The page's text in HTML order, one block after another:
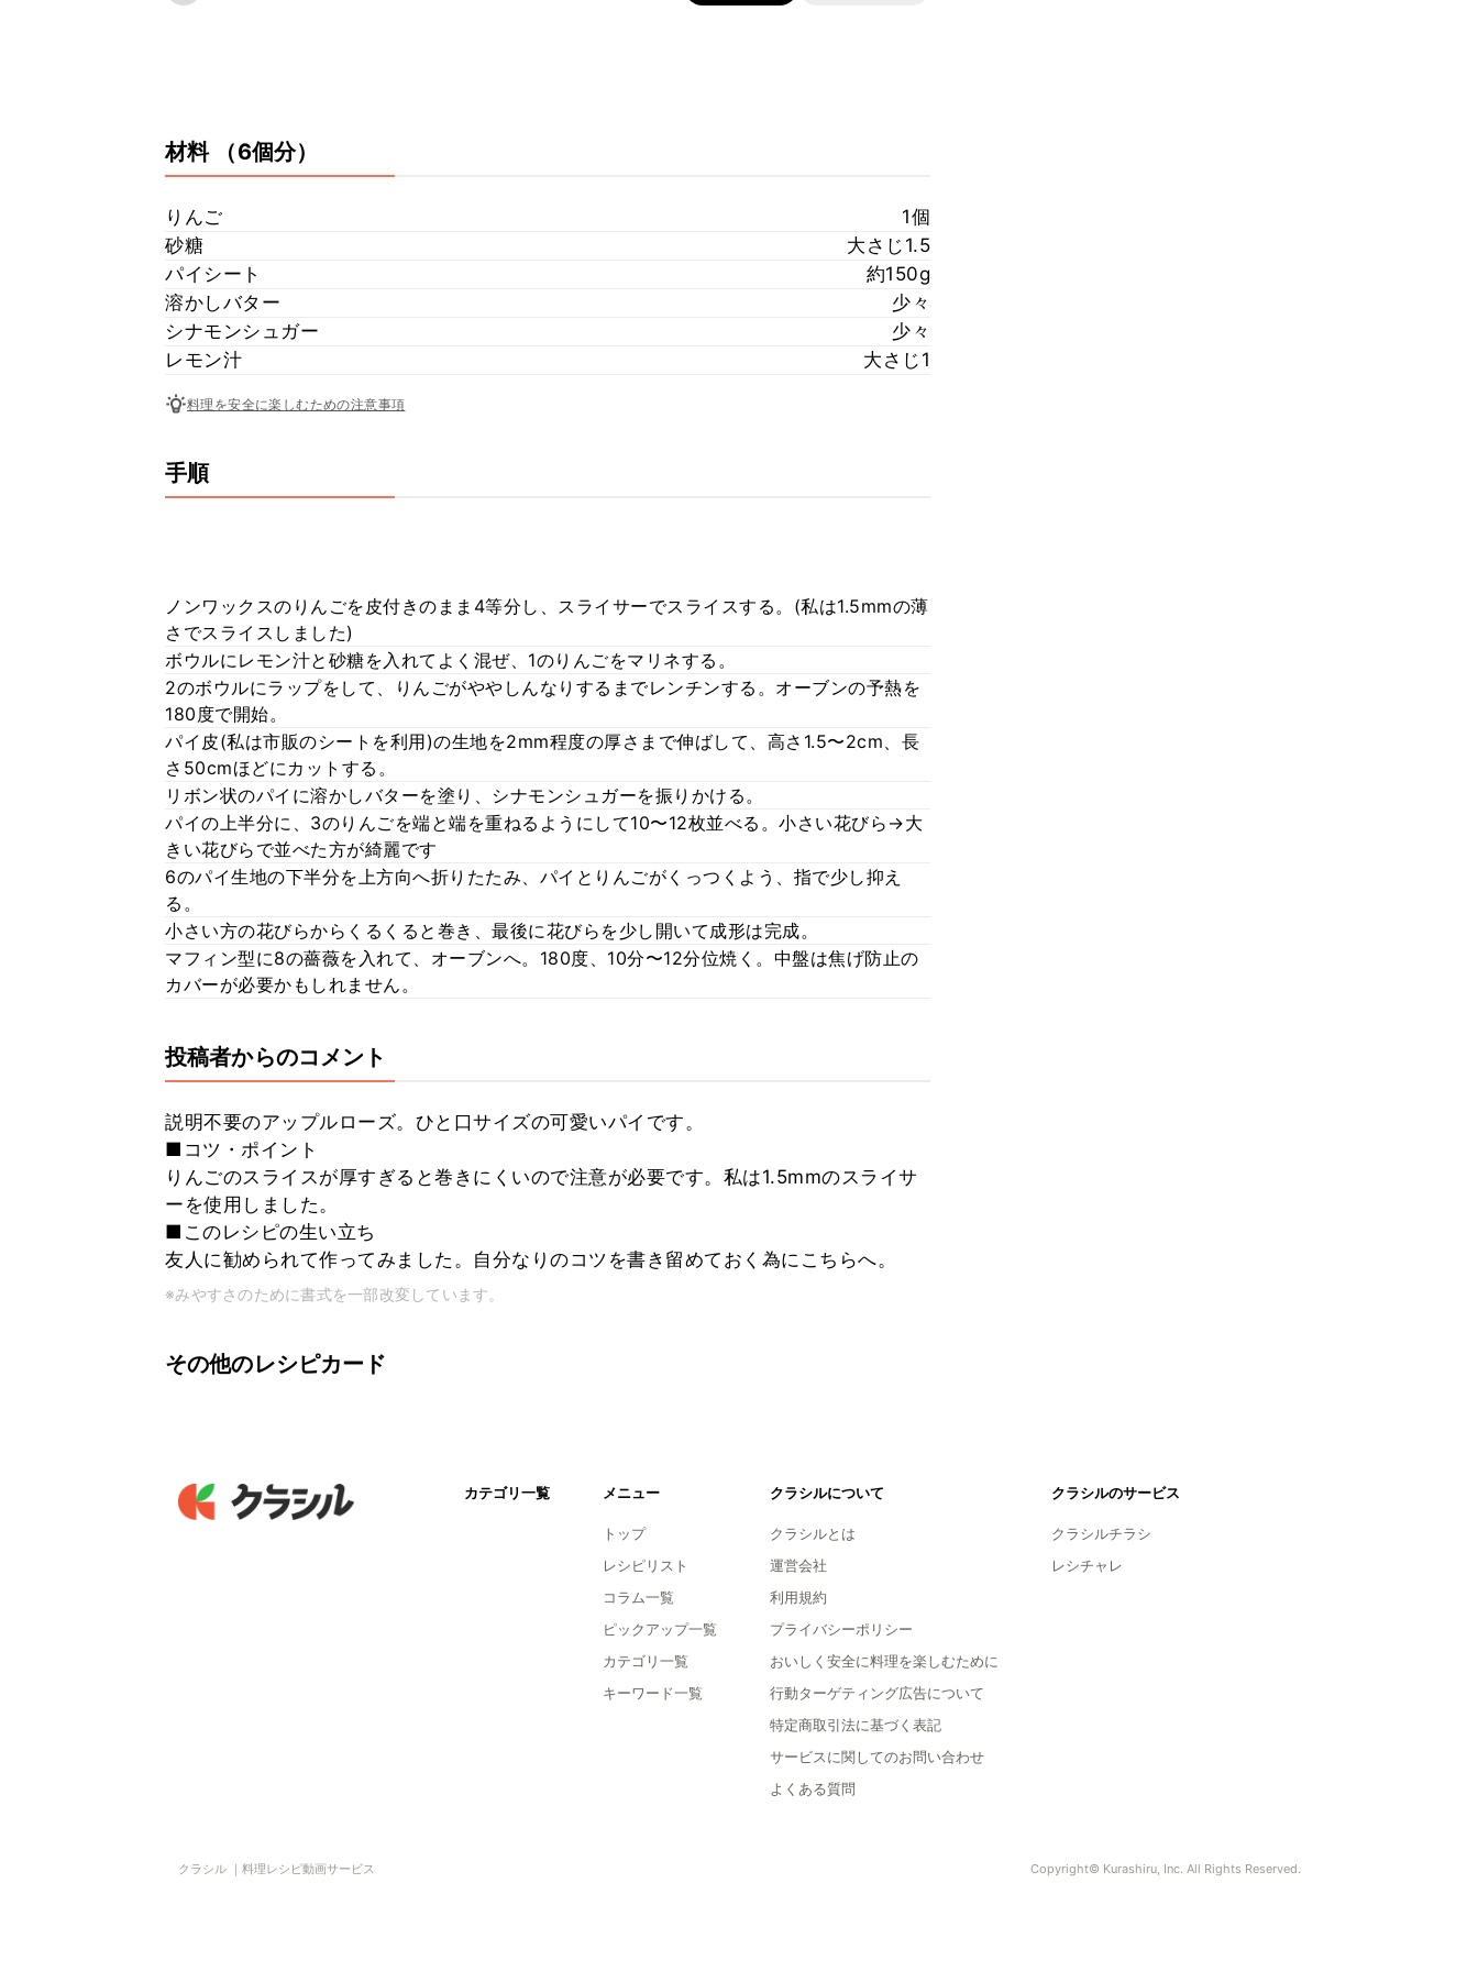
材料 （6個分）
りんご
1個
砂糖
大さじ1.5
パイシート
約150g
溶かしバター
少々
シナモンシュガー
少々
レモン汁
大さじ1
料理を安全に楽しむための注意事項
手順
ノンワックスのりんごを皮付きのまま4等分し、スライサーでスライスする。(私は1.5mmの薄
さでスライスしました)
ボウルにレモン汁と砂糖を入れてよく混ぜ、1のりんごをマリネする。
2のボウルにラップをして、りんごがややしんなりするまでレンチンする。オーブンの予熱を
180度で開始。
パイ皮(私は市販のシートを利用)の生地を2mm程度の厚さまで伸ばして、高さ1.5〜2cm、長
さ50cmほどにカットする。
リボン状のパイに溶かしバターを塗り、シナモンシュガーを振りかける。
パイの上半分に、3のりんごを端と端を重ねるようにして10〜12枚並べる。小さい花びら→大
きい花びらで並べた方が綺麗です
6のパイ生地の下半分を上方向へ折りたたみ、パイとりんごがくっつくよう、指で少し抑え
る。
小さい方の花びらからくるくると巻き、最後に花びらを少し開いて成形は完成。
マフィン型に8の薔薇を入れて、オーブンへ。180度、10分〜12分位焼く。中盤は焦げ防止の
カバーが必要かもしれません。
投稿者からのコメント
説明不要のアップルローズ。ひと口サイズの可愛いパイです。
■コツ・ポイント
りんごのスライスが厚すぎると巻きにくいので注意が必要です。私は1.5mmのスライサ
ーを使用しました。
■このレシピの生い立ち
友人に勧められて作ってみました。自分なりのコツを書き留めておく為にこちらへ。
※みやすさのために書式を一部改変しています。
その他のレシピカード
カテゴリ一覧 メニュー
トップ
レシピリスト
コラム一覧
ピックアップ一覧
カテゴリ一覧
キーワード一覧
クラシルについて
クラシルとは
運営会社
利用規約
プライバシーポリシー
おいしく安全に料理を楽しむために
行動ターゲティング広告について
特定商取引法に基づく表記
サービスに関してのお問い合わせ
よくある質問
クラシルのサービス
クラシルチラシ
レシチャレ
クラシル ｜料理レシピ動画サービス Copyright© Kurashiru, Inc. All Rights Reserved.